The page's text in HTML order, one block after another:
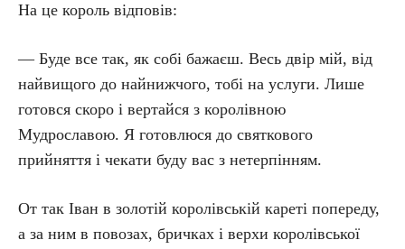
На це король відповів:
— Буде все так, як собі бажаєш. Весь двір мій, від
найвищого до найнижчого, тобі на услуги. Лише
готовся скоро і вертайся з королівною
Мудрославою. Я готовлюся до святкового
прийняття і чекати буду вас з нетерпінням.
От так Іван в золотій королівській кареті попереду,
а за ним в повозах, бричках і верхи королівської